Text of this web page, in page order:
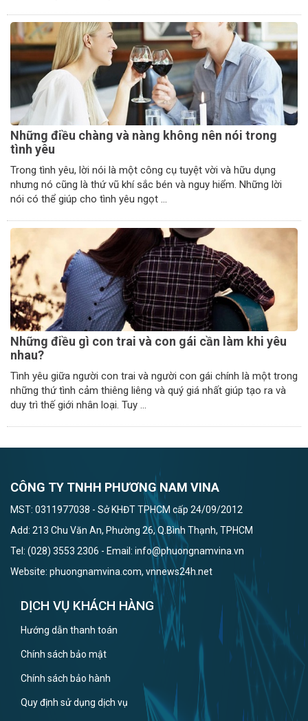
Những điều chàng và nàng không nên nói trong
tình yêu
Trong tình yêu, lời nói là một công cụ tuyệt vời và hữu dụng
nhưng nó cũng là thứ vũ khí sắc bén và nguy hiểm. Những lời
nói có thể giúp cho tình yêu ngọt ...
Những điều gì con trai và con gái cần làm khi yêu
nhau?
Tình yêu giữa người con trai và người con gái chính là một trong
những thứ tình cảm thiêng liêng và quý giá nhất giúp tạo ra và
duy trì thế giới nhân loại. Tuy ...
CÔNG TY TNHH PHƯƠNG NAM VINA
MST: 0311977038 - Sở KHĐT TPHCM cấp 24/09/2012
Add: 213 Chu Văn An, Phường 26, Q.Bình Thạnh, TPHCM
Tel: (028) 3553 2306 - Email: info@phuongnamvina.vn
Website: phuongnamvina.com, vnnews24h.net
DỊCH VỤ KHÁCH HÀNG
Hướng dẫn thanh toán
Chính sách bảo mật
Chính sách bảo hành
Quy định sử dụng dịch vụ